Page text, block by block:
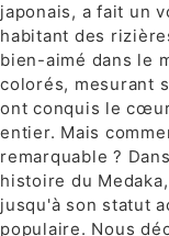
japonais, a fait un
habitant des
bien-aimé dans le
colorés, mesurant
ont conquis le
entier. Mais
remarquable ?
histoire du
jusqu'à son statut
populaire. Nous